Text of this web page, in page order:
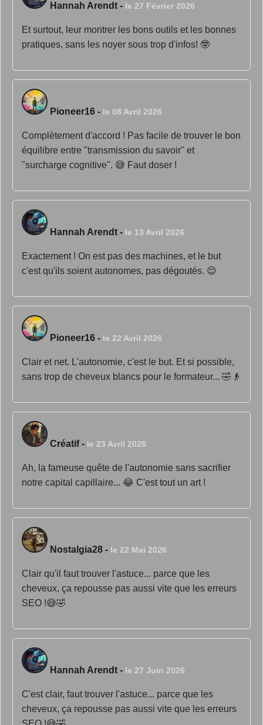
Hannah Arendt - le 27 Février 2026
Et surtout, leur montrer les bons outils et les bonnes
pratiques, sans les noyer sous trop d'infos! 🤓
Pioneer16 - le 08 Avril 2026
Complètement d'accord ! Pas facile de trouver le bon
équilibre entre "transmission du savoir" et
"surcharge cognitive". 😅 Faut doser !
Hannah Arendt - le 13 Avril 2026
Exactement ! On est pas des machines, et le but
c'est qu'ils soient autonomes, pas dégoutés. 😌
Pioneer16 - le 22 Avril 2026
Clair et net. L'autonomie, c'est le but. Et si possible,
sans trop de cheveux blancs pour le formateur... 🤣👴
Créatif- le 23 Avril 2026
Ah, la fameuse quête de l'autonomie sans sacrifier
notre capital capillaire... 😂 C'est tout un art !
Nostalgia28 - le 22 Mai 2026
Clair qu'il faut trouver l'astuce... parce que les
cheveux, ça repousse pas aussi vite que les erreurs
SEO !😅🤣
Hannah Arendt - le 27 Juin 2026
C'est clair, faut trouver l'astuce... parce que les
cheveux, ça repousse pas aussi vite que les erreurs